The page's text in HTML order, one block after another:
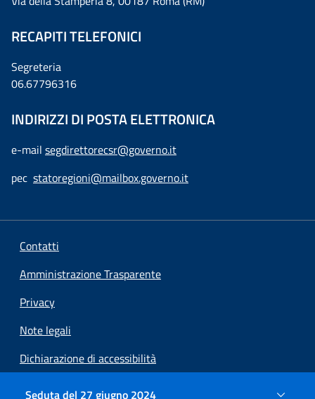
Seduta del 27 giugno 2024
RECAPITI TELEFONICI
Segreteria
06.67796316
INDIRIZZI DI POSTA ELETTRONICA
e-mail segdirettorecsr@governo.it
pec statoregioni@mailbox.governo.it
Contatti
Amministrazione Trasparente
Privacy
Note legali
Dichiarazione di accessibilità
Preferenze cookie